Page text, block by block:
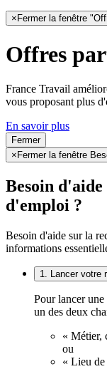
× Fermer la fenêtre
Offres
France Travail
vous proposant plus
En savoir plus
Fermer
× Fermer la fenêtre
Besoin
d'emploi ?
Besoin d'aide sur la
informations
1. Lancer votre
Pour lancer
un des deux
« Métier,
ou
« Lieu